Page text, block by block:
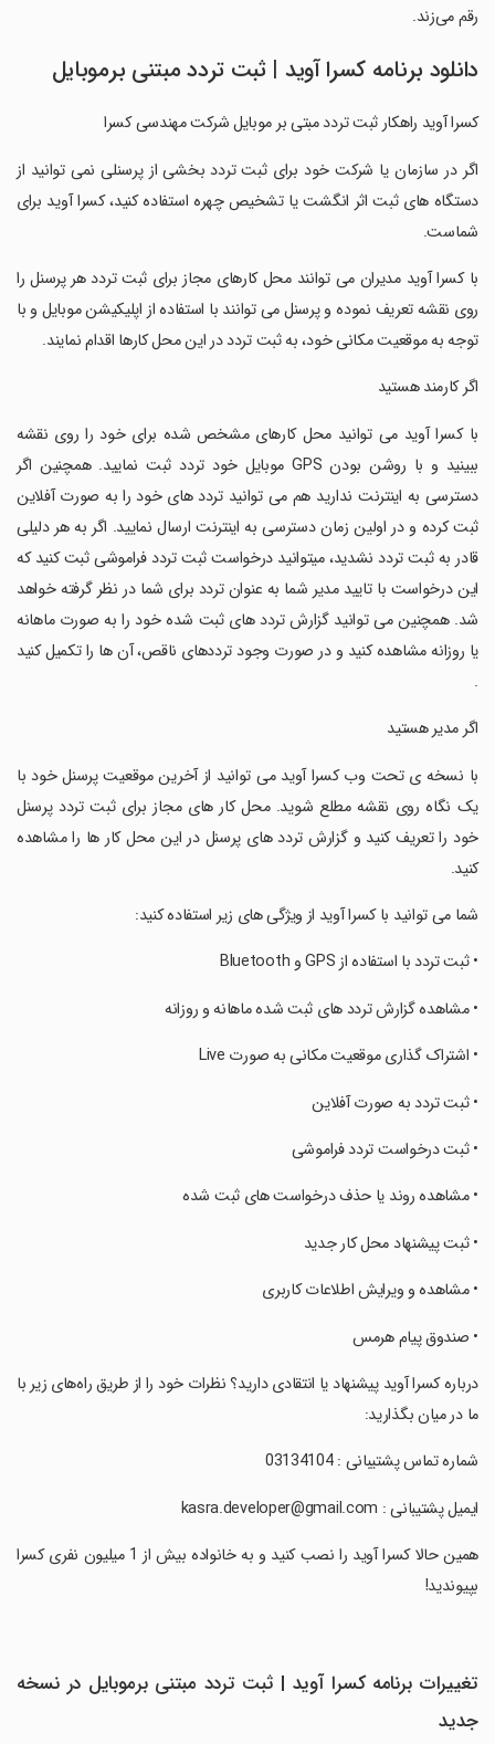
رقم می‌زند.
دانلود برنامه ‏کسرا آوید | ثبت تردد مبتنی برموبایل
‏کسرا آوید راهکار ثبت تردد مبتی بر موبایل شرکت مهندسی کسرا
‏اگر در سازمان یا شرکت خود برای ثبت تردد بخشی از پرسنلی نمی توانید از
دستگاه های ثبت اثر انگشت یا تشخیص چهره استفاده کنید، کسرا آوید برای
شماست.
‏با کسرا آوید مدیران می توانند محل کارهای مجاز برای ثبت تردد هر پرسنل را
روی نقشه تعریف نموده و پرسنل می توانند با استفاده از اپلیکیشن موبایل و با
توجه به موقعیت مکانی خود، به ثبت تردد در این محل کارها اقدام نمایند.
‏اگر کارمند هستید
‏با کسرا آوید می توانید محل کارهای مشخص شده برای خود را روی نقشه
ببینید و با روشن بودن GPS موبایل خود تردد ثبت نمایید. همچنین اگر
دسترسی به اینترنت ندارید هم می توانید تردد های خود را به صورت آفلاین
ثبت کرده و در اولین زمان دسترسی به اینترنت ارسال نمایید. اگر به هر دلیلی
قادر به ثبت تردد نشدید، میتوانید درخواست ثبت تردد فراموشی ثبت کنید که
این درخواست با تایید مدیر شما به عنوان تردد برای شما در نظر گرفته خواهد
شد. همچنین می توانید گزارش تردد های ثبت شده خود را به صورت ماهانه
یا روزانه مشاهده کنید و در صورت وجود ترددهای ناقص، آن ها را تکمیل کنید
.
‏اگر مدیر هستید
‏با نسخه ی تحت وب کسرا آوید می توانید از آخرین موقعیت پرسنل خود با
یک نگاه روی نقشه مطلع شوید. محل کار های مجاز برای ثبت تردد پرسنل
خود را تعریف کنید و گزارش تردد های پرسنل در این محل کار ها را مشاهده
کنید.
‏شما می توانید با کسرا آوید از ویژگی های زیر استفاده کنید:
‏• ثبت تردد با استفاده از GPS و Bluetooth
‏• مشاهده گزارش تردد های ثبت شده ماهانه و روزانه
‏• اشتراک گذاری موقعیت مکانی به صورت Live
‏• ثبت تردد به صورت آفلاین
‏• ثبت درخواست تردد فراموشی
‏• مشاهده روند یا حذف درخواست های ثبت شده
‏• ثبت پیشنهاد محل کار جدید
‏• مشاهده و ویرایش اطلاعات کاربری
‏• صندوق پیام هرمس
‏درباره کسرا آوید پیشنهاد یا انتقادی دارید؟ نظرات خود را از طریق راه‌های زیر با
ما در میان بگذارید:
‏شماره تماس پشتیبانی : 03134104
‏ایمیل پشتیبانی : kasra.developer@gmail.com
‏همین حالا کسرا آوید را نصب کنید و به خانواده بیش از 1 میلیون نفری کسرا
بپیوندید!
تغییرات برنامه ‏کسرا آوید | ثبت تردد مبتنی برموبایل در نسخه
جدید